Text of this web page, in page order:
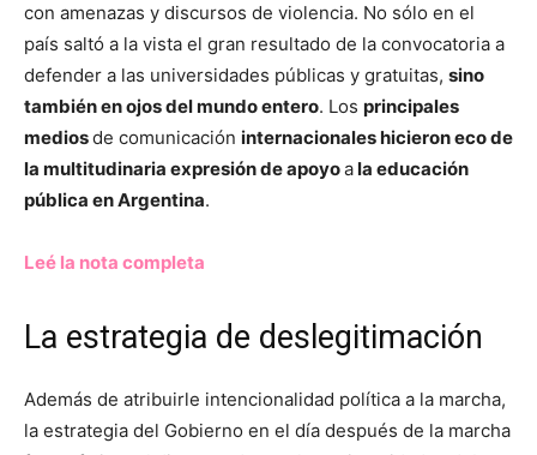
con amenazas y discursos de violencia. No sólo en el
país saltó a la vista el gran resultado de la convocatoria a
defender a las universidades públicas y gratuitas, sino
también en ojos del mundo entero. Los principales
mediosde comunicación internacionales hicieron eco de
la multitudinaria expresión de apoyoala educación
pública en Argentina.
Leé la nota completa
La estrategia de deslegitimación
Además de atribuirle intencionalidad política a la marcha,
la estrategia del Gobierno en el día después de la marcha